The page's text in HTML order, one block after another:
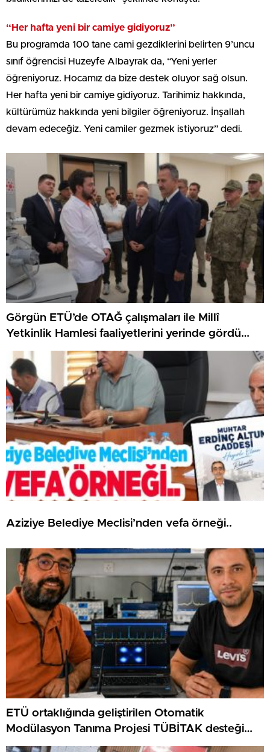
“Her hafta yeni bir camiye gidiyoruz”
Bu programda 100 tane cami gezdiklerini belirten 9’uncu
sınıf öğrencisi Huzeyfe Albayrak da, “Yeni yerler
öğreniyoruz. Hocamız da bize destek oluyor sağ olsun.
Her hafta yeni bir camiye gidiyoruz. Tarihimiz hakkında,
kültürümüz hakkında yeni bilgiler öğreniyoruz. İnşallah
devam edeceğiz. Yeni camiler gezmek istiyoruz” dedi.
Görgün ETÜ’de OTAĞ çalışmaları ile Millî
Yetkinlik Hamlesi faaliyetlerini yerinde gördü…
Aziziye Belediye Meclisi’nden vefa örneği..
ETÜ ortaklığında geliştirilen Otomatik
Modülasyon Tanıma Projesi TÜBİTAK desteği
aldı..